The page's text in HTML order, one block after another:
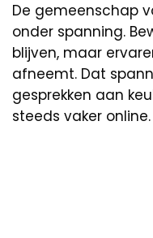
De gemeenschap
onder spanning.
blijven, maar
afneemt. Dat
gesprekken aan
steeds vaker online.